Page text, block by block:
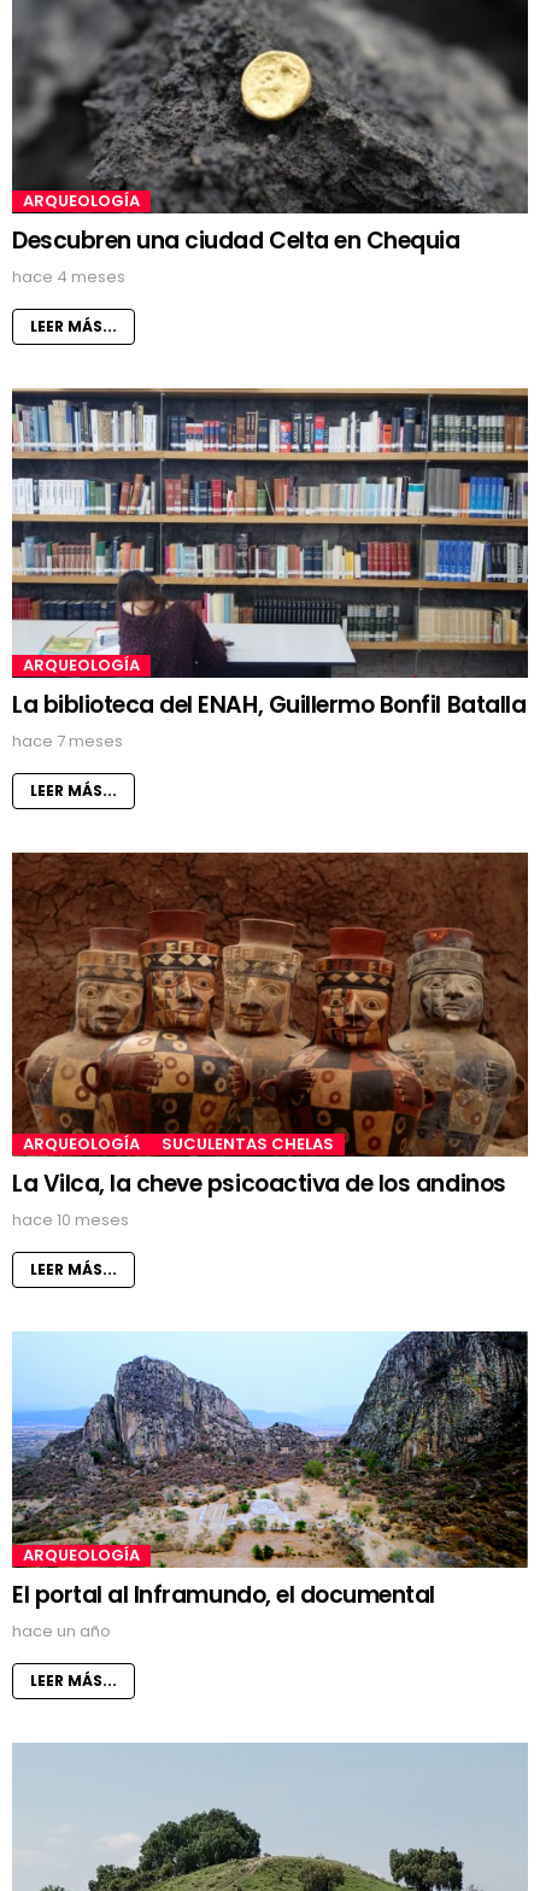
ARQUEOLOGÍA
Descubren una ciudad Celta en Chequia
hace 4 meses
LEER MÁS...
ARQUEOLOGÍA
La biblioteca del ENAH, Guillermo Bonfil Batalla
hace 7 meses
LEER MÁS...
ARQUEOLOGÍA SUCULENTAS CHELAS
La Vilca, la cheve psicoactiva de los andinos
hace 10 meses
LEER MÁS...
ARQUEOLOGÍA
El portal al Inframundo, el documental
hace un año
LEER MÁS...